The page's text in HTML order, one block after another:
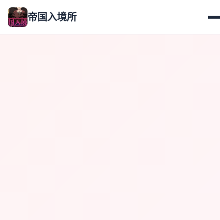
帝国入境所